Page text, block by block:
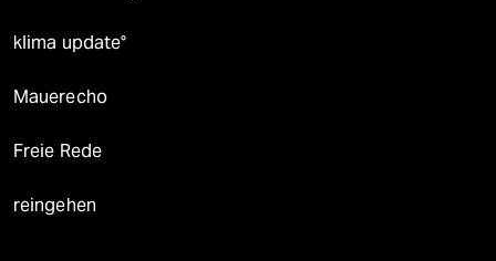
klima update°
Mauerecho
Freie Rede
reingehen